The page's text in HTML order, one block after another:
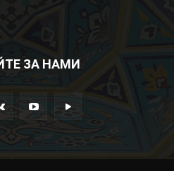
ЗА НАМИ